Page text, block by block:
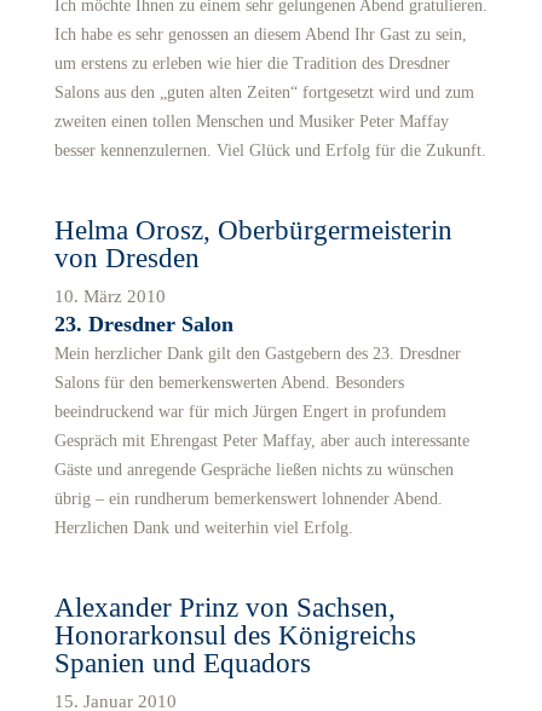
Ich möchte Ihnen zu einem sehr gelungenen Abend gratulieren.
Ich habe es sehr genossen an diesem Abend Ihr Gast zu sein,
um erstens zu erleben wie hier die Tradition des Dresdner
Salons aus den „guten alten Zeiten“ fortgesetzt wird und zum
zweiten einen tollen Menschen und Musiker Peter Maffay
besser kennenzulernen. Viel Glück und Erfolg für die Zukunft.
Helma Orosz, Oberbürgermeisterin
von Dresden
10. März 2010
23. Dresdner Salon
Mein herzlicher Dank gilt den Gastgebern des 23. Dresdner
Salons für den bemerkenswerten Abend. Besonders
beeindruckend war für mich Jürgen Engert in profundem
Gespräch mit Ehrengast Peter Maffay, aber auch interessante
Gäste und anregende Gespräche ließen nichts zu wünschen
übrig – ein rundherum bemerkenswert lohnender Abend.
Herzlichen Dank und weiterhin viel Erfolg.
Alexander Prinz von Sachsen,
Honorarkonsul des Königreichs
Spanien und Equadors
15. Januar 2010